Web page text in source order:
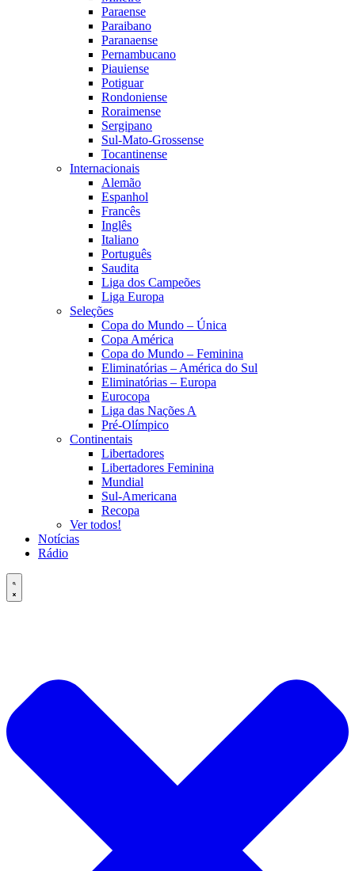
Paraense
Paraibano
Paranaense
Pernambucano
Piauiense
Potiguar
Rondoniense
Roraimense
Sergipano
Sul-Mato-Grossense
Tocantinense
Internacionais
Alemão
Espanhol
Francês
Inglês
Italiano
Português
Saudita
Liga dos Campeões
Liga Europa
Seleções
Copa do Mundo – Única
Copa América
Copa do Mundo – Feminina
Eliminatórias – América do Sul
Eliminatórias – Europa
Eurocopa
Liga das Nações A
Pré-Olímpico
Continentais
Libertadores
Libertadores Feminina
Mundial
Sul-Americana
Recopa
Ver todos!
Notícias
Rádio